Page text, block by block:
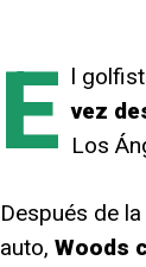
E l
vez
Los
Después de
auto, Woods